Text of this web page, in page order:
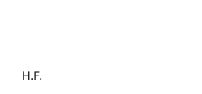
H.F.